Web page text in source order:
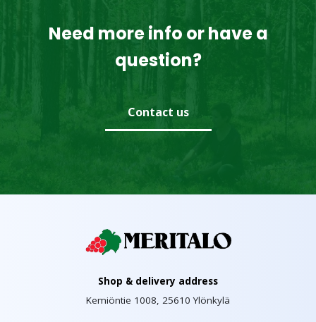
Need more info or have a
question?
Contact us
Shop & delivery address
Kemiöntie 1008, 25610 Ylönkylä